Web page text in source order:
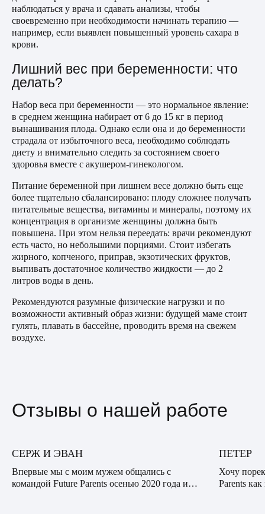
наблюдаться у врача и сдавать анализы, чтобы
своевременно при необходимости начинать терапию —
например, если выявлен повышенный уровень сахара в
крови.
Лишний вес при беременности: что
делать?
Набор веса при беременности — это нормальное явление:
в среднем женщина набирает от 6 до 15 кг в период
вынашивания плода. Однако если она и до беременности
страдала от избыточного веса, необходимо соблюдать
диету и внимательно следить за состоянием своего
здоровья вместе с акушером-гинекологом.
Питание беременной при лишнем весе должно быть еще
более тщательно сбалансировано: плоду сложнее получать
питательные вещества, витамины и минералы, поэтому их
концентрация в организме женщины должна быть
повышена. При этом нельзя переедать: врачи рекомендуют
есть часто, но небольшими порциями. Стоит избегать
жирного, копченого, приправ, экзотических фруктов,
выпивать достаточное количество жидкости — до 2
литров воды в день.
Рекомендуются разумные физические нагрузки и по
возможности активный образ жизни: будущей маме стоит
гулять, плавать в бассейне, проводить время на свежем
воздухе.
Отзывы о нашей работе
СЕРЖ И ЭВАН
Впервые мы с моим мужем общались с
командой Future Parents осенью 2020 года и
ПЕТЕР
Хочу
Parents